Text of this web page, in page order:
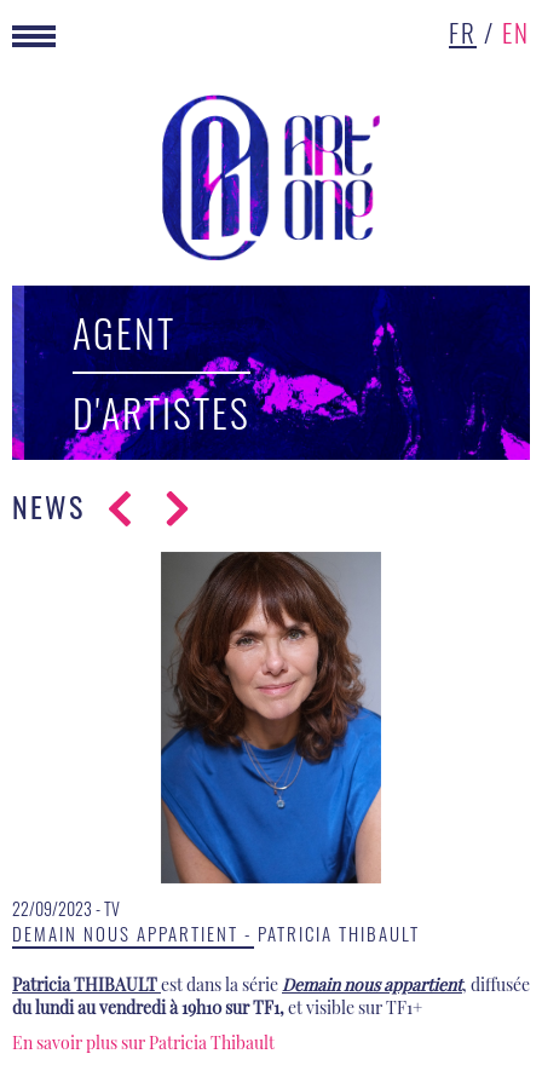
FR / EN
AGENT
D'ARTISTES
NEWS
22/09/2023 - TV
DEMAIN NOUS APPARTIENT - PATRICIA THIBAULT
Patricia THIBAULTest dans la sérieDemain nous appartient, diffusée
du lundi au vendredi à 19h10 sur TF1,et visible sur TF1+
En savoir plus sur Patricia Thibault